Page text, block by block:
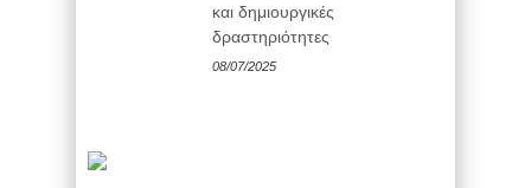
και δημιουργικές
δραστηριότητες
08/07/2025